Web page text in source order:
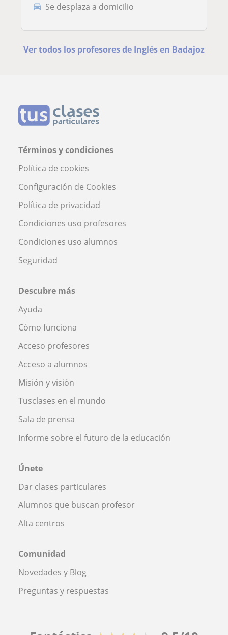
Se desplaza a domicilio
Ver todos los profesores de Inglés en Badajoz
Términos y condiciones
Política de cookies
Configuración de Cookies
Política de privacidad
Condiciones uso profesores
Condiciones uso alumnos
Seguridad
Descubre más
Ayuda
Cómo funciona
Acceso profesores
Acceso a alumnos
Misión y visión
Tusclases en el mundo
Sala de prensa
Informe sobre el futuro de la educación
Únete
Dar clases particulares
Alumnos que buscan profesor
Alta centros
Comunidad
Novedades y Blog
Preguntas y respuestas